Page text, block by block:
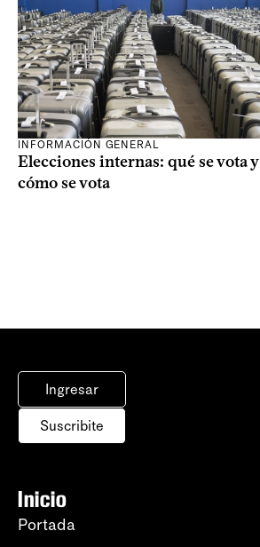
INFORMACIÓN GENERAL
Elecciones internas: qué se vota y
cómo se vota
Ingresar
Suscribite
Inicio
Portada